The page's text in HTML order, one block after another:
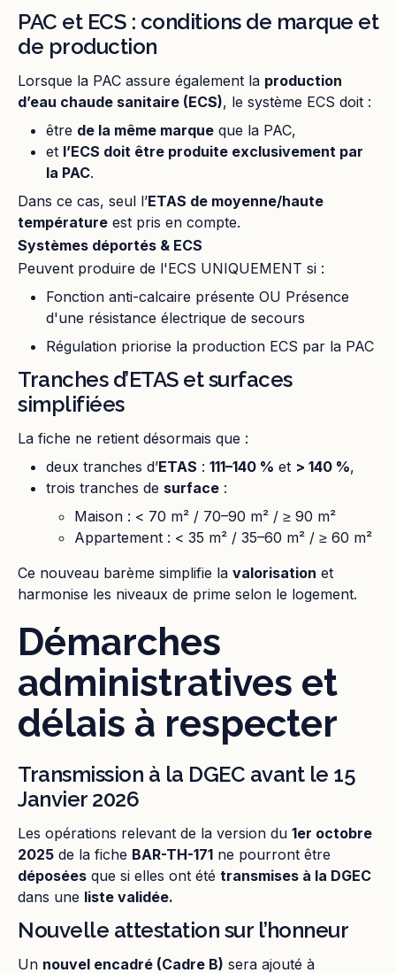
PAC et ECS : conditions de marque et
de production
Lorsque la PAC assure également la production
d’eau chaude sanitaire (ECS), le système ECS doit :
être de la même marque que la PAC,
et l’ECS doit être produite exclusivement par
la PAC.
Dans ce cas, seul l’ETAS de moyenne/haute
température est pris en compte.
Systèmes déportés & ECS
Peuvent produire de l'ECS UNIQUEMENT si :
Fonction anti-calcaire présente OU Présence
d'une résistance électrique de secours
Régulation priorise la production ECS par la PAC
Tranches d’ETAS et surfaces
simplifiées
La fiche ne retient désormais que :
deux tranches d’ETAS : 111–140 % et > 140 %,
trois tranches de surface :
Maison : < 70 m² / 70–90 m² / ≥ 90 m²
Appartement : < 35 m² / 35–60 m² / ≥ 60 m²
Ce nouveau barème simplifie la valorisation et
harmonise les niveaux de prime selon le logement.
Démarches
administratives et
délais à respecter
Transmission à la DGEC avant le 15
Janvier 2026
Les opérations relevant de la version du 1er octobre
2025 de la fiche BAR-TH-171 ne pourront être
déposées que si elles ont été transmises à la DGEC
dans une liste validée.
Nouvelle attestation sur l’honneur
Un nouvel encadré (Cadre B) sera ajouté à